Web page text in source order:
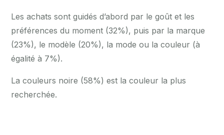
Les achats sont guidés d’abord par le goût et les
préférences du moment (32%), puis par la marque
(23%), le modèle (20%), la mode ou la couleur (à
égalité à 7%).
La couleurs noire (58%) est la couleur la plus
recherchée.